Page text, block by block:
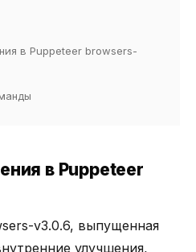
в Puppeteer browsers-
в Puppeteer
v3.0.6, выпущенная
улучшения,